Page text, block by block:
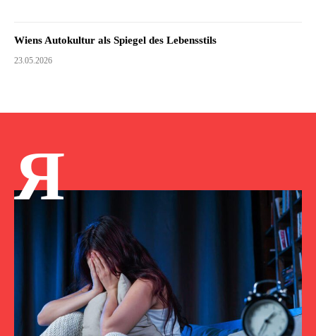
Wiens Autokultur als Spiegel des Lebensstils
23.05.2026
Я